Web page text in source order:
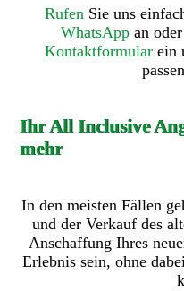
Rufen Sie uns
WhatsApp an
Kontaktformularein
Ihr All Inclusive
mehr
In den meisten Fällen
und der Verkauf des
Anschaffung Ihres
Erlebnis sein, ohne